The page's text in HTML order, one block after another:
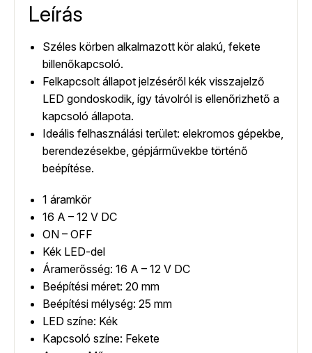
Leírás
Széles körben alkalmazott kör alakú, fekete
billenőkapcsoló.
Felkapcsolt állapot jelzéséről kék visszajelző
LED gondoskodik, így távolról is ellenőrizhető a
kapcsoló állapota.
Ideális felhasználási terület: elekromos gépekbe,
berendezésekbe, gépjárművekbe történő
beépítése.
1 áramkör
16 A – 12 V DC
ON – OFF
Kék LED-del
Áramerősség: 16 A – 12 V DC
Beépítési méret: 20 mm
Beépítési mélység: 25 mm
LED színe: Kék
Kapcsoló színe: Fekete